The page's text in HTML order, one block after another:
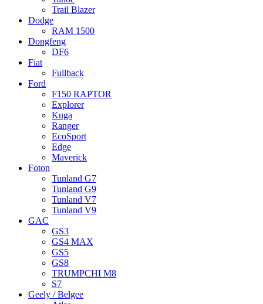
Trail Blazer
Dodge
RAM 1500
Dongfeng
DF6
Fiat
Fullback
Ford
F150 RAPTOR
Explorer
Kuga
Ranger
EcoSport
Edge
Maverick
Foton
Tunland G7
Tunland G9
Tunland V7
Tunland V9
GAC
GS3
GS4 MAX
GS5
GS8
TRUMPCHI M8
S7
Geely / Belgee